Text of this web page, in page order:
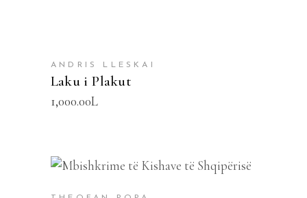
ANDRIS LLESKAI
Laku i Plakut
1,000.00L
SHTOJE NË SHPORTË